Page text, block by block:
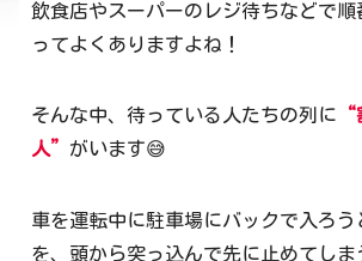
飲食店やスーパーのレジ待ちなどで順
ってよくありますよね！
そんな中、待っている人たちの列に “
人” がいます😅
車を運転中に駐車場にバックで入ろう
を、頭から突っ込んで先に止めてしま